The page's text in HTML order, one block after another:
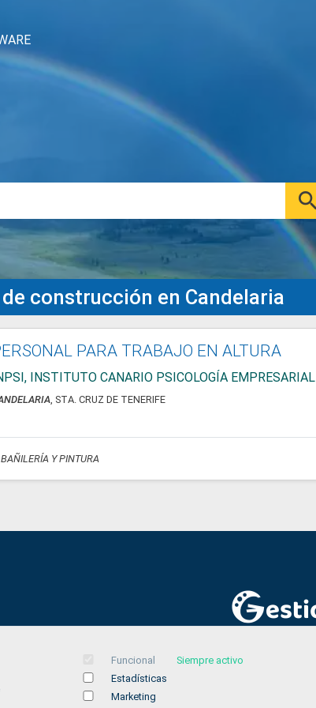
construcción en Candelaria
PARA TRABAJO EN ALTURA
INSTITUTO CANARIO PSICOLOGÍA EMPRESARIAL
, STA. CRUZ DE TENERIFE
Y PINTURA
Funcional
Siempre activo
Estadísticas
Marketing